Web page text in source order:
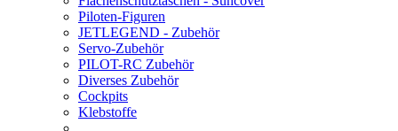
Piloten-Figuren
JETLEGEND - Zubehör
Servo-Zubehör
PILOT-RC Zubehör
Diverses Zubehör
Cockpits
Klebstoffe